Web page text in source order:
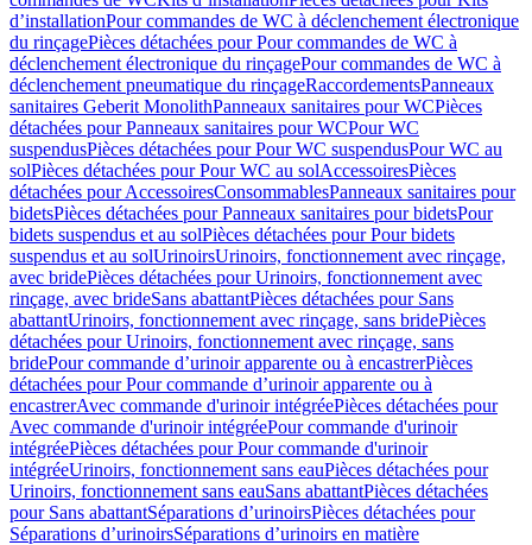
d’installationPour commandes de WC à déclenchement électronique
du rinçagePièces détachées pour Pour commandes de WC à
déclenchement électronique du rinçagePour commandes de WC à
déclenchement pneumatique du rinçageRaccordementsPanneaux
sanitaires Geberit MonolithPanneaux sanitaires pour WCPièces
détachées pour Panneaux sanitaires pour WCPour WC
suspendusPièces détachées pour Pour WC suspendusPour WC au
solPièces détachées pour Pour WC au solAccessoiresPièces
détachées pour AccessoiresConsommablesPanneaux sanitaires pour
bidetsPièces détachées pour Panneaux sanitaires pour bidetsPour
bidets suspendus et au solPièces détachées pour Pour bidets
suspendus et au solUrinoirsUrinoirs, fonctionnement avec rinçage,
avec bridePièces détachées pour Urinoirs, fonctionnement avec
rinçage, avec brideSans abattantPièces détachées pour Sans
abattantUrinoirs, fonctionnement avec rinçage, sans bridePièces
détachées pour Urinoirs, fonctionnement avec rinçage, sans
bridePour commande d’urinoir apparente ou à encastrerPièces
détachées pour Pour commande d’urinoir apparente ou à
encastrerAvec commande d'urinoir intégréePièces détachées pour
Avec commande d'urinoir intégréePour commande d'urinoir
intégréePièces détachées pour Pour commande d'urinoir
intégréeUrinoirs, fonctionnement sans eauPièces détachées pour
Urinoirs, fonctionnement sans eauSans abattantPièces détachées
pour Sans abattantSéparations d’urinoirsPièces détachées pour
Séparations d’urinoirsSéparations d’urinoirs en matière